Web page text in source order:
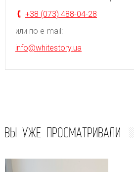
+38 (073) 488-04-28
или по e-mail:
info@whitestory.ua
ВЫ УЖЕ ПРОСМАТРИВАЛИ